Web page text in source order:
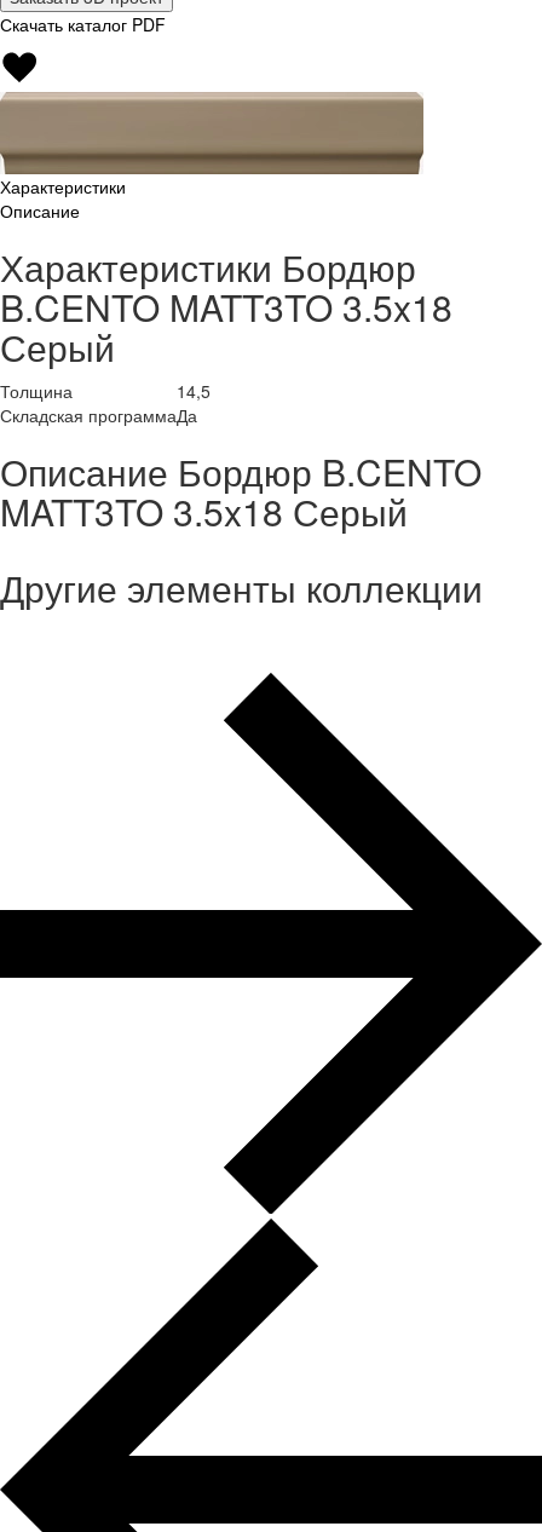
Скачать каталог PDF
Характеристики
Описание
Характеристики Бордюр
B.CENTO MATT3TO 3.5x18
Серый
Толщина
14,5
Складская программаДа
Описание Бордюр B.CENTO
MATT3TO 3.5x18 Серый
Другие элементы коллекции